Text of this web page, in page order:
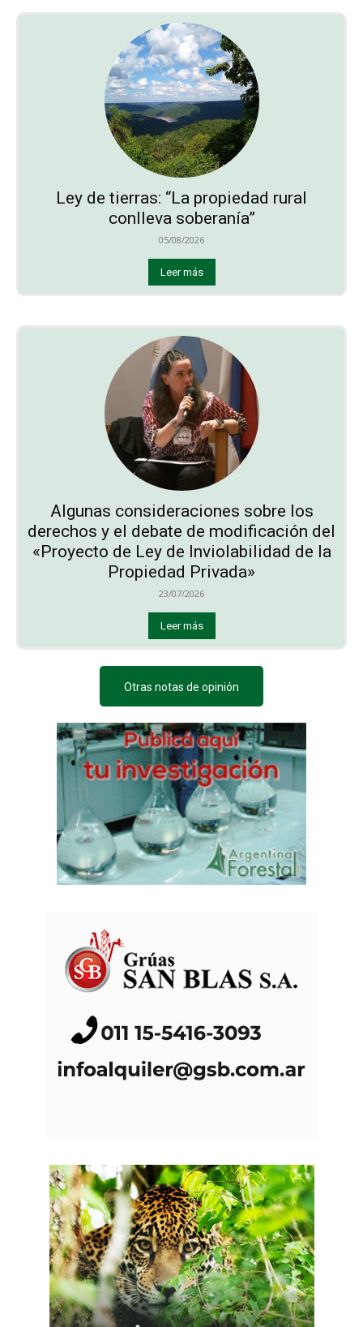
Ley de tierras: “La propiedad rural
conlleva soberanía”
05/08/2026
Leer más
Algunas consideraciones sobre los
derechos y el debate de modificación del
«Proyecto de Ley de Inviolabilidad de la
Propiedad Privada»
23/07/2026
Leer más
Otras notas de opinión